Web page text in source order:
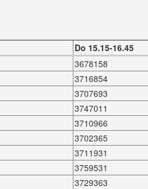
Do 15.15-16.45
3678158
3716854
3707693
3747011
3710966
3702365
3711931
3759531
3729363